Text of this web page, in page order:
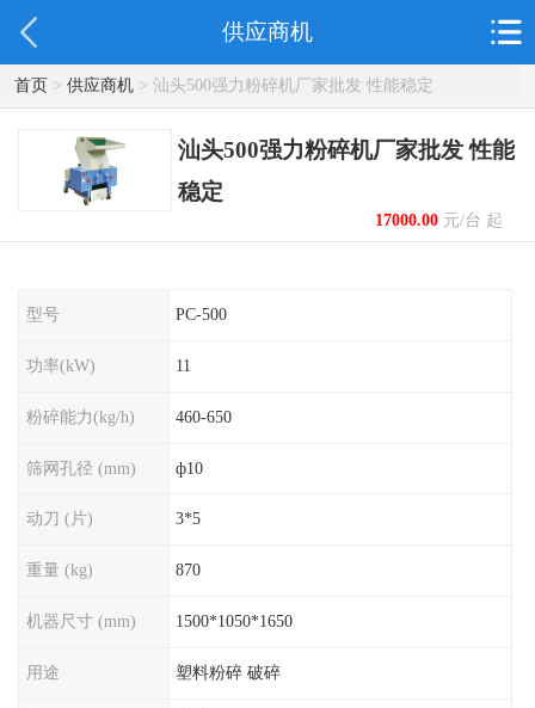
供应商机
首页> 供应商机> 汕头500强力粉碎机厂家批发 性能稳定
汕头500强力粉碎机厂家批发 性能
稳定
17000.00元/台 起
型号 PC-500
功率(kW) 11
粉碎能力(kg/h) 460-650
筛网孔径 (mm) ф10
动刀 (片) 3*5
重量 (kg) 870
机器尺寸 (mm) 1500*1050*1650
用途 塑料粉碎 破碎